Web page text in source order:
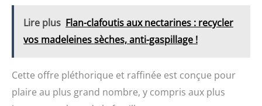
Lire plus Flan-clafoutis aux nectarines : recycler
vos madeleines sèches, anti-gaspillage !
Cette offre pléthorique et raffinée est conçue pour
plaire au plus grand nombre, y compris aux plus